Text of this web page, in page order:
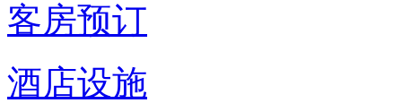
客房预订
酒店设施